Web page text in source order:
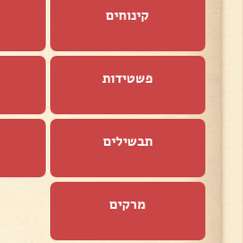
קינוחים
פשטידות
תבשילים
מרקים